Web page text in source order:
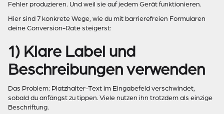
Fehler produzieren. Und weil sie auf jedem Gerät funktionieren.
Hier sind 7 konkrete Wege, wie du mit barrierefreien Formularen
deine Conversion-Rate steigerst:
1) Klare Label und
Beschreibungen verwenden
Das Problem: Platzhalter-Text im Eingabefeld verschwindet,
sobald du anfängst zu tippen. Viele nutzen ihn trotzdem als einzige
Beschriftung.